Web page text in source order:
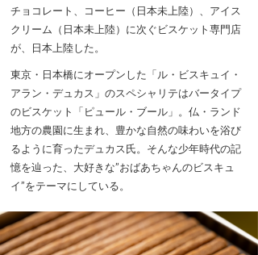
チョコレート、コーヒー（日本未上陸）、アイス
クリーム（日本未上陸）に次ぐビスケット専門店
が、日本上陸した。
東京・日本橋にオープンした「ル・ビスキュイ・
アラン・デュカス」のスペシャリテはバータイプ
のビスケット「ピュール・ブール」。仏・ランド
地方の農園に生まれ、豊かな自然の味わいを浴び
るように育ったデュカス氏。そんな少年時代の記
憶を辿った、大好きな”おばあちゃんのビスキュ
イ”をテーマにしている。